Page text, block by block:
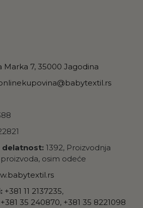
Marka 7, 35000 Jagodina
delatnost: 1392, Proizvodnja
osim odeće
+381 11 2137235,
+381 35 240870, +381 35 8221098